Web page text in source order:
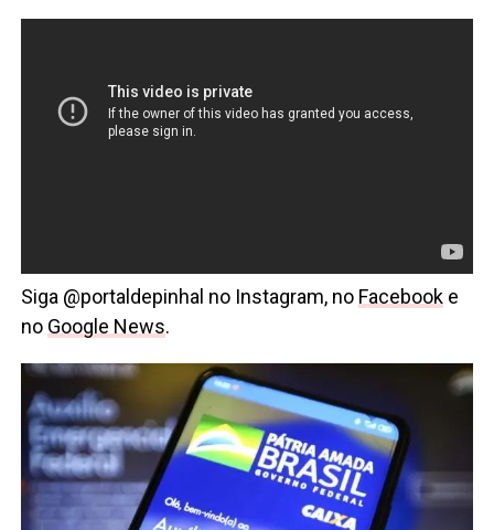
Siga @portaldepinhal no Instagram, no Facebooke
no Google News.